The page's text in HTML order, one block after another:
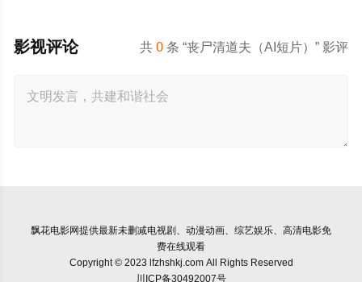
共0 条 “丧尸清道夫（AI短片）” 影评
影视评论
飘花电影网提供最新未删减电视剧、动漫动画、综艺娱乐、高清电影免
费在线观看
Copyright © 2023 lfzhshkj.com All Rights Reserved
川ICP备30492007号